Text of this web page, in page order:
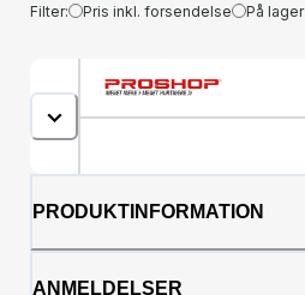
Filter: Pris inkl. forsendelse På lager
PRODUKTINFORMATION
ANMELDELSER